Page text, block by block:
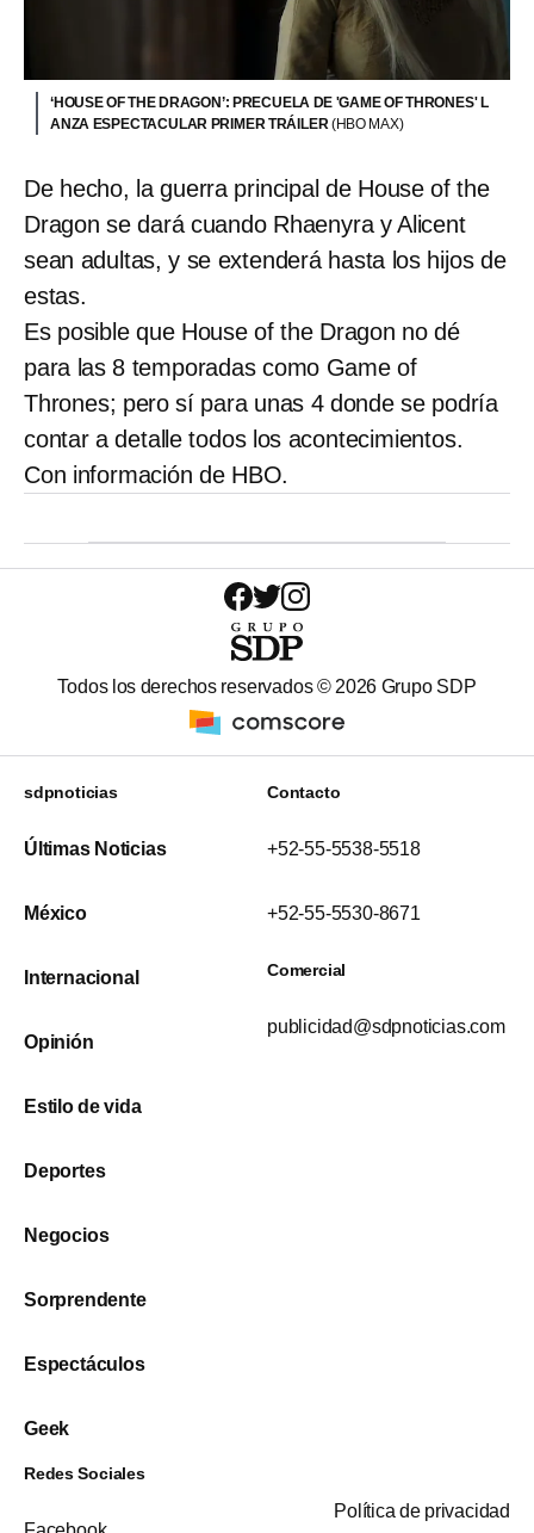
‘HOUSE OF THE DRAGON’: PRECUELA DE 'GAME OF THRONES' L
ANZA ESPECTACULAR PRIMER TRÁILER(HBO MAX)
De hecho, la guerra principal de House of the
Dragon se dará cuando Rhaenyra y Alicent
sean adultas, y se extenderá hasta los hijos de
estas.
Es posible que House of the Dragon no dé
para las 8 temporadas como Game of
Thrones; pero sí para unas 4 donde se podría
contar a detalle todos los acontecimientos.
Con información de HBO.
Todos los derechos reservados © 2026 Grupo SDP
sdpnoticias
Últimas Noticias
México
Internacional
Opinión
Estilo de vida
Deportes
Negocios
Sorprendente
Espectáculos
Geek
Contacto
+52-55-5538-5518
+52-55-5530-8671
Comercial
publicidad@sdpnoticias.com
Redes Sociales
Política de privacidad